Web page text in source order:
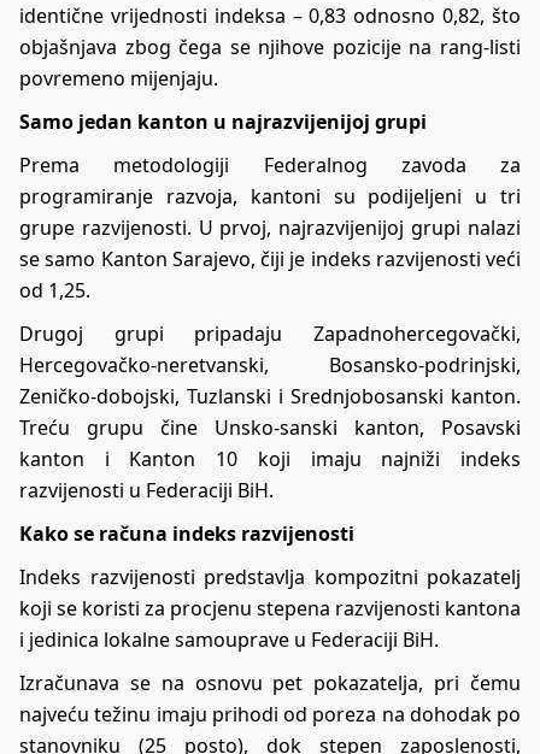
identične vrijednosti indeksa – 0,83 odnosno 0,82, što
objašnjava zbog čega se njihove pozicije na rang-listi
povremeno mijenjaju.
Samo jedan kanton u najrazvijenijoj grupi
Prema metodologiji Federalnog zavoda za
programiranje razvoja, kantoni su podijeljeni u tri
grupe razvijenosti. U prvoj, najrazvijenijoj grupi nalazi
se samo Kanton Sarajevo, čiji je indeks razvijenosti veći
od 1,25.
Drugoj grupi pripadaju Zapadnohercegovački,
Hercegovačko-neretvanski, Bosansko-podrinjski,
Zeničko-dobojski, Tuzlanski i Srednjobosanski kanton.
Treću grupu čine Unsko-sanski kanton, Posavski
kanton i Kanton 10 koji imaju najniži indeks
razvijenosti u Federaciji BiH.
Kako se računa indeks razvijenosti
Indeks razvijenosti predstavlja kompozitni pokazatelj
koji se koristi za procjenu stepena razvijenosti kantona
i jedinica lokalne samouprave u Federaciji BiH.
Izračunava se na osnovu pet pokazatelja, pri čemu
najveću težinu imaju prihodi od poreza na dohodak po
stanovniku (25 posto), dok stepen zaposlenosti,